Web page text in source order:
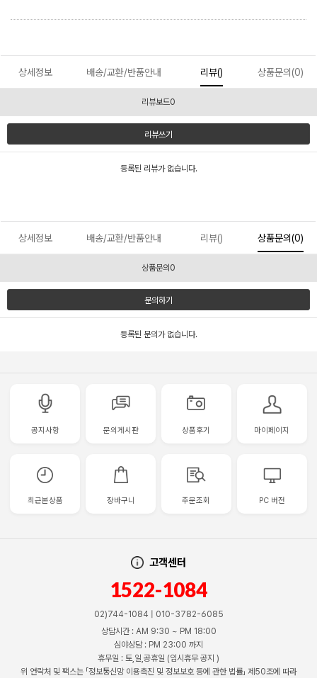
상세정보 배송/교환/반품안내 리뷰() 상품문의(0)
리뷰보드0
리뷰쓰기
등록된 리뷰가 없습니다.
상세정보 배송/교환/반품안내 리뷰() 상품문의(0)
상품문의0
문의하기
등록된 문의가 없습니다.
공지사항 문의게시판 상품후기 마이페이지
최근본상품 장바구니 주문조회 PC 버전
고객센터
1522-1084
02)744-1084 | 010-3782-6085
상담시간 : AM 9:30 ~ PM 18:00
심야상담 : PM 23:00 까지
휴무일 : 토,일,공휴일 (임시휴무 공지 )
위 연락처 및 팩스는 「정보통신망 이용촉진 및 정보보호 등에 관한 법률」 제50조에 따라